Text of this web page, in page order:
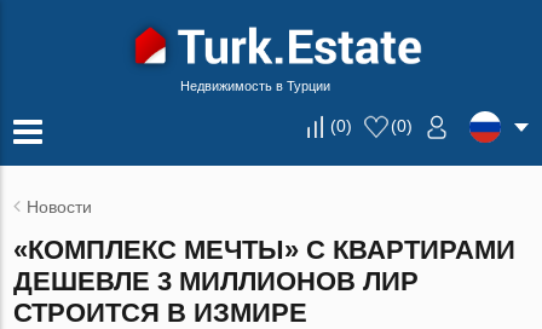
Недвижимость в Турции
(0) (0)
Новости
«КОМПЛЕКС МЕЧТЫ» С КВАРТИРАМИ
ДЕШЕВЛЕ 3 МИЛЛИОНОВ ЛИР
СТРОИТСЯ В ИЗМИРЕ